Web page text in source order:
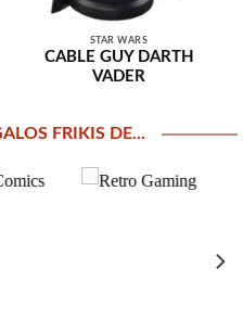
STAR WARS
CABLE GUY DARTH
VADER
FRIKIS DE...